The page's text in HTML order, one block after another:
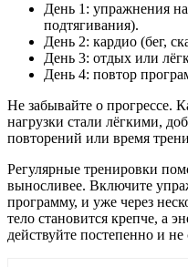
День 1: упражнения
подтягивания).
День 2: кардио (бег,
День 3: отдых или
День 4: повтор
Не забывайте о прогрессе.
нагрузки стали лёгкими,
повторений или время
Регулярные тренировки
выносливее. Включите
программу, и уже через
тело становится крепче, а
действуйте постепенно и не